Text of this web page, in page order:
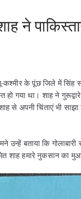
ने
के पूंछ जिले में सिंह
हो गया था। शाह ने
से अपनी चिंताएं भी
बताया कि
शाह हमारे नुकसान का